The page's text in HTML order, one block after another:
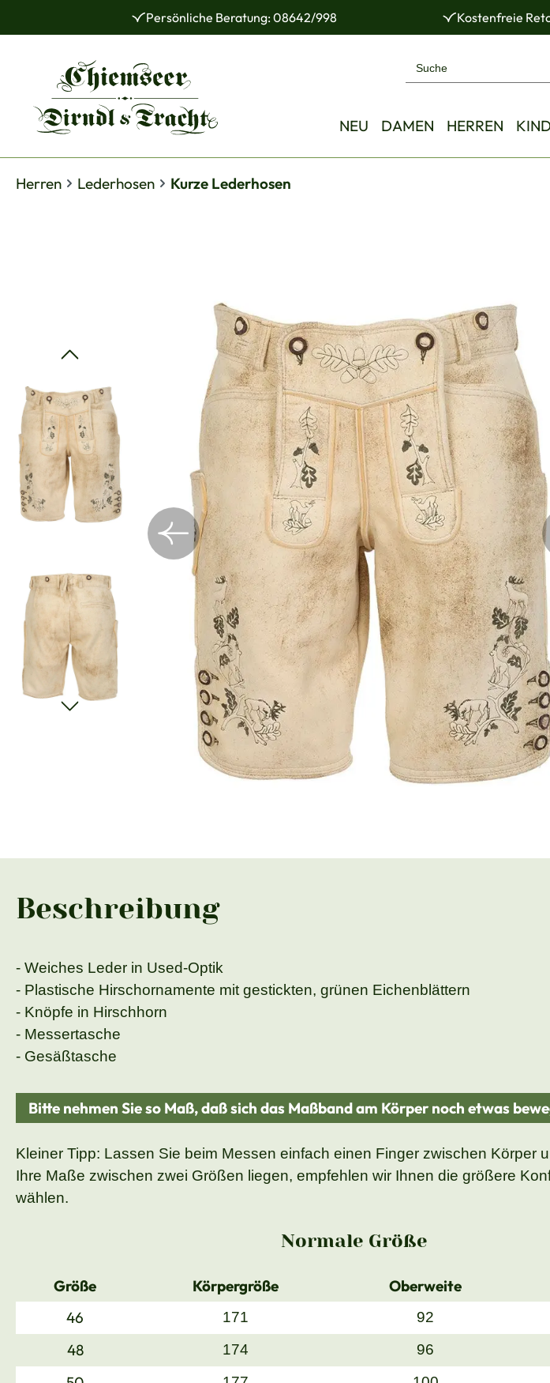
Hauptinhalt springen
Zur Hauptnavigation springenPersönliche Beratung: 08642/998 Kostenfreie
NEU DAMEN HERREN
Herren Lederhosen Kurze Lederhosen
Beschreibung
- Weiches Leder in Used-Optik
- Plastische Hirschornamente mit gestickten, grünen Eichenblättern
- Knöpfe in Hirschhorn
- Messertasche
- Gesäßtasche
Bitte nehmen Sie so Maß, daß sich das Maßband am Körper noch etwas
Kleiner Tipp: Lassen Sie beim Messen einfach einen Finger zwischen Körper
Ihre Maße zwischen zwei Größen liegen, empfehlen wir Ihnen die größere
wählen.
Normale Größe
Größe Körpergröße Oberweite
46
171 92
48 174 96